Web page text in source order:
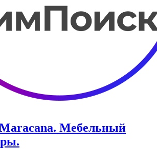
​Мебельный